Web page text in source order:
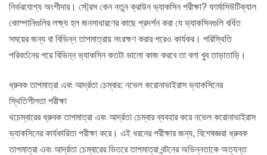
নির্ভরযোগ্য অংশীদার। স্ট্রেস কেন নতুন ক্রাউন ভ্যাকসিন পরীক্ষা? ফার্মাসিউটিক্যাল
কোম্পানিগুলির লক্ষ্য হল জনসাধারণের কাছে প্রদর্শন করা যে ভ্যাকসিনগুলি বর্ধিত
সময়ের জন্য বা বিভিন্ন তাপমাত্রায় সংরক্ষণ করার পরেও কার্যকর। পরিস্থিতি
পরিবর্তনের পরে বিভিন্ন ভ্যাকসিন কতটা ভালো কাজ করবে তা বলা খুব তাড়াতাড়ি।
ধ্রুবক তাপমাত্রা এবং আর্দ্রতা চেম্বার: নভেল করোনাভাইরাস ভ্যাকসিনের
স্থিতিশীলতা পরীক্ষা
থচেম্বারের ধ্রুবক তাপমাত্রা এবং আর্দ্রতা চেম্বার ব্যবহার করে নভেল করোনাভাইরাস
ভ্যাকসিনের কার্যকারিতা পরীক্ষা করে। এই ধরনের পরীক্ষার জন্য, বিশেষজ্ঞরা ধ্রুবক
তাপমাত্রা এবং আর্দ্রতা চেম্বারের ভিতরে তাপমাত্রা বন্টনের অভিন্নতাকে অত্যন্ত